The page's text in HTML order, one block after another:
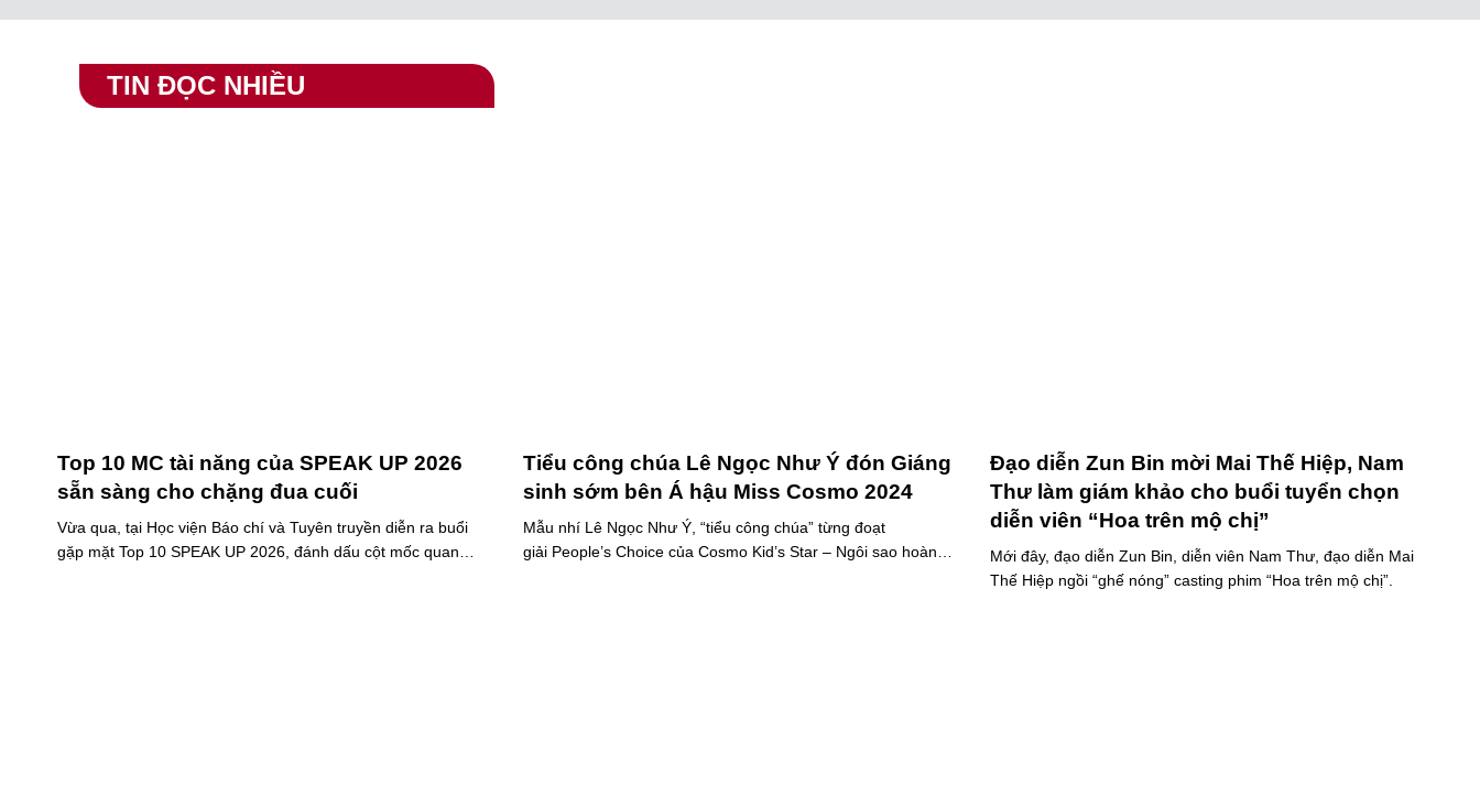
TIN ĐỌC NHIỀU
Top 10 MC tài năng của SPEAK UP 2026
sẵn sàng cho chặng đua cuối
Vừa qua, tại Học viện Báo chí và Tuyên truyền diễn ra buổi
gặp mặt Top 10 SPEAK UP 2026, đánh dấu cột mốc quan
Tiểu công chúa Lê Ngọc Như Ý đón Giáng
sinh sớm bên Á hậu Miss Cosmo 2024
Mẫu nhí Lê Ngọc Như Ý, “tiểu công chúa” từng đoạt
giải People’s Choice của Cosmo Kid’s Star – Ngôi sao hoàn
Đạo diễn Zun Bin mời Mai Thế Hiệp, Nam
Thư làm giám khảo cho buổi tuyển chọn
diễn viên “Hoa trên mộ chị”
Mới đây, đạo diễn Zun Bin, diễn viên Nam Thư, đạo diễn Mai
Thế Hiệp ngồi “ghế nóng” casting phim “Hoa trên mộ chị”.